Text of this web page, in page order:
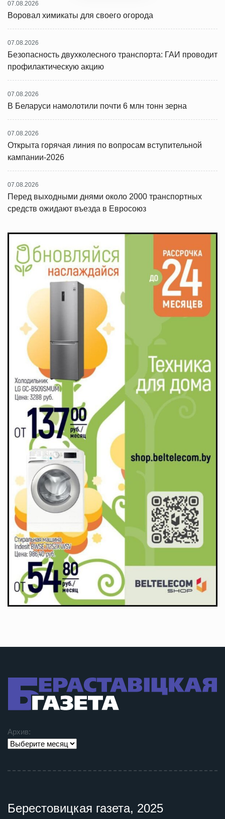
07.08.2026
Воровал химикаты для своего огорода
07.08.2026
Безопасность двухколесного транспорта: ГАИ проводит
профилактическую акцию
07.08.2026
В Беларуси намолотили почти 6 млн тонн зерна
07.08.2026
Открыта горячая линия по вопросам вступительной
кампании-2026
07.08.2026
Перед выходными днями около 2000 транспортных
средств ожидают въезда в Евросоюз
Архив:
Берестовицкая газета, 2025